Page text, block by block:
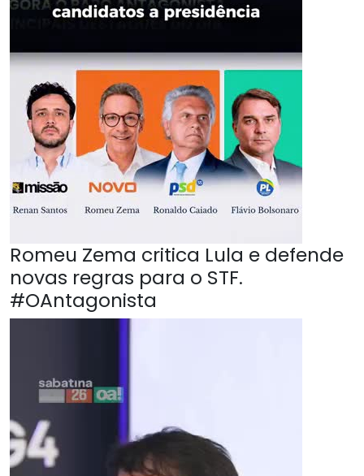
Romeu Zema critica Lula e defende
novas regras para o STF.
#OAntagonista